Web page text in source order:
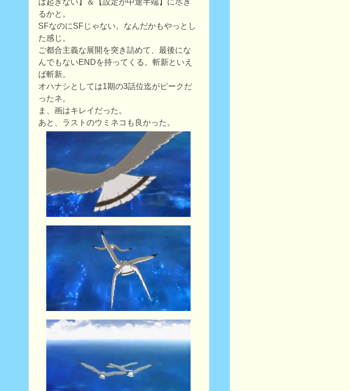
は起きない】＆【設定が中途半端】に尽き
るかと。
SFなのにSFじゃない。なんだかもやっとし
た感じ。
ご都合主義な展開を突き詰めて、最後にな
んでもないENDを持ってくる。斬新といえ
ば斬新。
オハナシとしては1期の3話位迄がピークだ
ったネ。
ま、画はキレイだった。
あと、ラストのウミネコも良かった。